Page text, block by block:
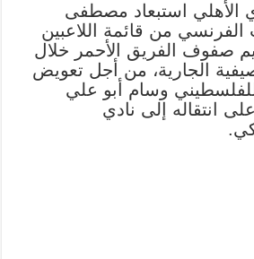
الأهلي استبعاد مصطفى
من قائمة اللاعبين
صفوف الفريق الأحمر خلال
الجارية، من أجل تعويض
وسام أبو علي
انتقاله إلى نادي